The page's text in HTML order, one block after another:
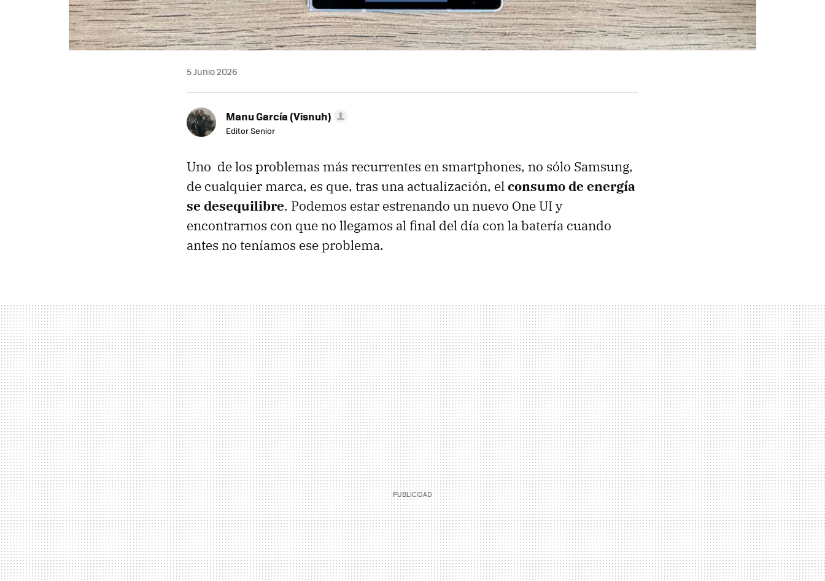
5 Junio 2026
Manu García (Visnuh)
Editor Senior
Uno de los problemas más recurrentes en smartphones, no sólo Samsung,
de cualquier marca, es que, tras una actualización, elconsumo de energía
se desequilibre. Podemos estar estrenando un nuevo One UI y
encontrarnos con que no llegamos al final del día con la batería cuando
antes no teníamos ese problema.